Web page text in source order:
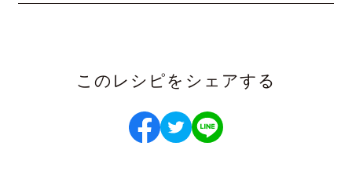
このレシピをシェアする